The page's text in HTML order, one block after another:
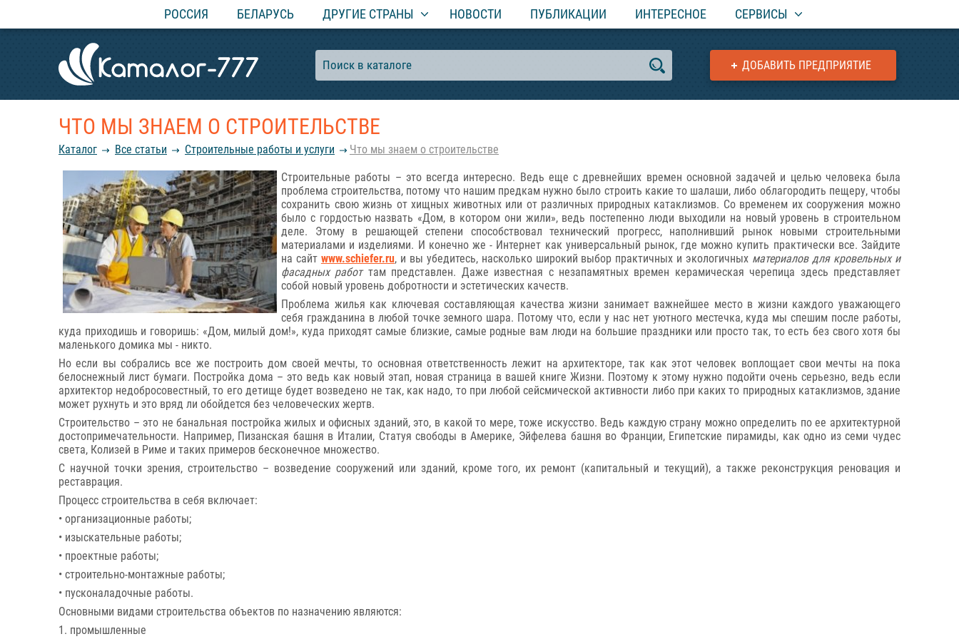
РОССИЯ БЕЛАРУСЬ ДРУГИЕ СТРАНЫ НОВОСТИ ПУБЛИКАЦИИ ИНТЕРЕСНОЕ СЕРВИСЫ
ДОБАВИТЬ ПРЕДПРИЯТИЕ
ЧТО МЫ ЗНАЕМ О СТРОИТЕЛЬСТВЕ
Каталог Все статьи Строительные работы и услуги Что мы знаем о строительстве
Строительные работы – это всегда интересно. Ведь еще с древнейших времен основной задачей и целью человека была
проблема строительства, потому что нашим предкам нужно было строить какие то шалаши, либо облагородить пещеру, чтобы
сохранить свою жизнь от хищных животных или от различных природных катаклизмов. Со временем их сооружения можно
было с гордостью назвать «Дом, в котором они жили», ведь постепенно люди выходили на новый уровень в строительном
деле. Этому в решающей степени способствовал технический прогресс, наполнивший рынок новыми строительными
материалами и изделиями. И конечно же - Интернет как универсальный рынок, где можно купить практически все. Зайдите
на сайт www.schiefer.ru, и вы убедитесь, насколько широкий выбор практичных и экологичных материалов для кровельных и
фасадных работтам представлен. Даже известная с незапамятных времен керамическая черепица здесь представляет
собой новый уровень добротности и эстетических качеств.
Проблема жилья как ключевая составляющая качества жизни занимает важнейшее место в жизни каждого уважающего
себя гражданина в любой точке земного шара. Потому что, если у нас нет уютного местечка, куда мы спешим после работы,
куда приходишь и говоришь: «Дом, милый дом!», куда приходят самые близкие, самые родные вам люди на большие праздники или просто так, то есть без свого хотя бы
маленького домика мы - никто.
Но если вы собрались все же построить дом своей мечты, то основная ответственность лежит на архитекторе, так как этот человек воплощает свои мечты на пока
белоснежный лист бумаги. Постройка дома – это ведь как новый этап, новая страница в вашей книге Жизни. Поэтому к этому нужно подойти очень серьезно, ведь если
архитектор недобросовестный, то его детище будет возведено не так, как надо, то при любой сейсмической активности либо при каких то природных катаклизмов, здание
может рухнуть и это вряд ли обойдется без человеческих жертв.
Строительство – это не банальная постройка жилых и офисных зданий, это, в какой то мере, тоже искусство. Ведь каждую страну можно определить по ее архитектурной
достопримечательности. Например, Пизанская башня в Италии, Статуя свободы в Америке, Эйфелева башня во Франции, Египетские пирамиды, как одно из семи чудес
света, Колизей в Риме и таких примеров бесконечное множество.
С научной точки зрения, строительство – возведение сооружений или зданий, кроме того, их ремонт (капитальный и текущий), а также реконструкция реновация и
реставрация.
Процесс строительства в себя включает:
• организационные работы;
• изыскательные работы;
• проектные работы;
• строительно-монтажные работы;
• пусконаладочные работы.
Основными видами строительства объектов по назначению являются:
1. промышленные